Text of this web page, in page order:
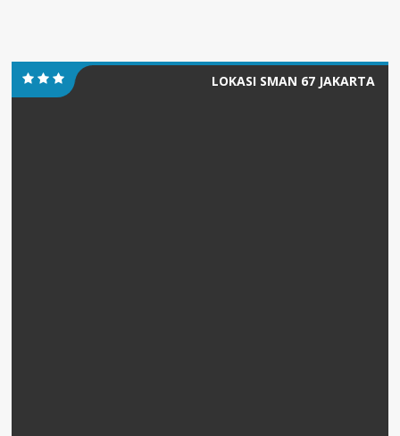
LOKASI SMAN 67 JAKARTA